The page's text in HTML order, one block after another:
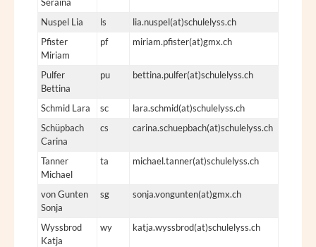
Nuspel Lia ls
lia.nuspel(at)schulelyss.ch
Pfister
Miriam
pf miriam.pfister(at)gmx.ch
Pulfer
Bettina
pu bettina.pulfer(at)schulelyss.ch
Schmid Lara sc
lara.schmid(at)schulelyss.ch
Schüpbach
Carina
cs carina.schuepbach(at)schulelyss.ch
Tanner
Michael
ta michael.tanner(at)schulelyss.ch
von Gunten
Sonja
sg sonja.vongunten(at)gmx.ch
Wyssbrod
Katja
wy katja.wyssbrod(at)schulelyss.ch